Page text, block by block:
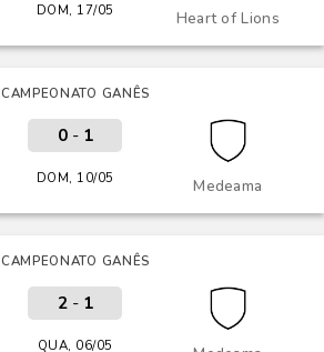
Heart of Lions
DOM, 17/05
CAMPEONATO GANÊS
Medeama
0- 1
DOM, 10/05
CAMPEONATO GANÊS
2- 1
QUA, 06/05